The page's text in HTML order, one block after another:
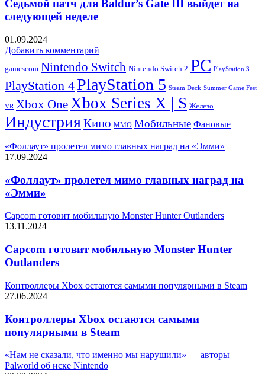
Седьмой патч для Baldur’s Gate III выйдет на
следующей неделе
01.09.2024
Добавить комментарий
gamescom Nintendo Switch Nintendo Switch 2 PC PlayStation 3
PlayStation 4PlayStation 5 Steam Deck Summer Game Fest
VR Xbox OneXbox Series X | S Железо
ИндустрияКино ММО Мобильные Фановые
«Фоллаут» пролетел мимо главных наград на «Эмми»
17.09.2024
«Фоллаут» пролетел мимо главных наград на
«Эмми»
Capcom готовит мобильную Monster Hunter Outlanders
13.11.2024
Capcom готовит мобильную Monster Hunter
Outlanders
Контроллеры Xbox остаются самыми популярными в Steam
27.06.2024
Контроллеры Xbox остаются самыми
популярными в Steam
«Нам не сказали, что именно мы нарушили» — авторы
Palworld об иске Nintendo